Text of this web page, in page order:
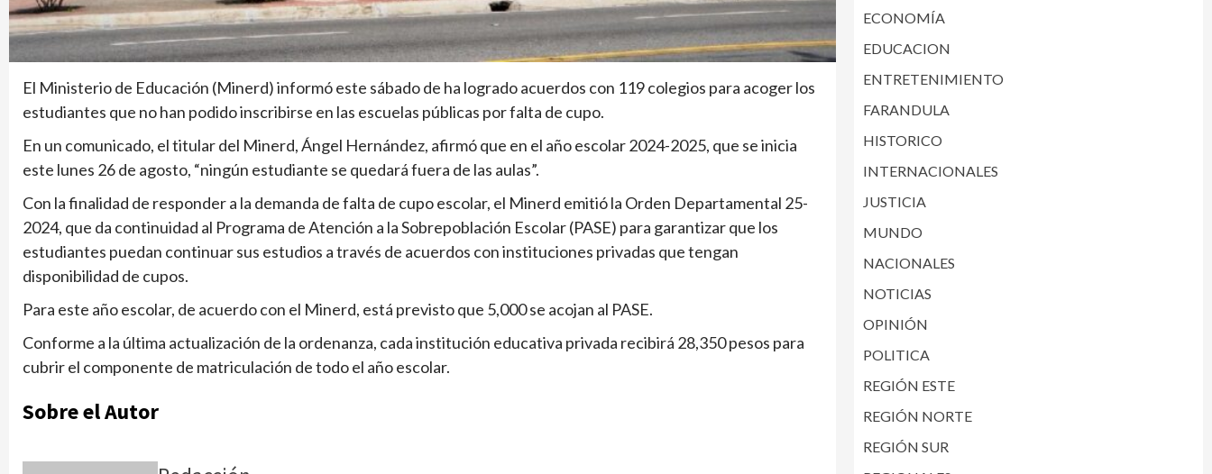
El Ministerio de Educación (Minerd) informó este sábado de ha logrado acuerdos con 119 colegios para acoger los
estudiantes que no han podido inscribirse en las escuelas públicas por falta de cupo.
En un comunicado, el titular del Minerd, Ángel Hernández, afirmó que en el año escolar 2024-2025, que se inicia
este lunes 26 de agosto, “ningún estudiante se quedará fuera de las aulas”.
Con la finalidad de responder a la demanda de falta de cupo escolar, el Minerd emitió la Orden Departamental 25-
2024, que da continuidad al Programa de Atención a la Sobrepoblación Escolar (PASE) para garantizar que los
estudiantes puedan continuar sus estudios a través de acuerdos con instituciones privadas que tengan
disponibilidad de cupos.
Para este año escolar, de acuerdo con el Minerd, está previsto que 5,000 se acojan al PASE.
Conforme a la última actualización de la ordenanza, cada institución educativa privada recibirá 28,350 pesos para
cubrir el componente de matriculación de todo el año escolar.
Sobre el Autor
ECONOMÍA
EDUCACION
ENTRETENIMIENTO
FARANDULA
HISTORICO
INTERNACIONALES
JUSTICIA
MUNDO
NACIONALES
NOTICIAS
OPINIÓN
POLITICA
REGIÓN ESTE
REGIÓN NORTE
REGIÓN SUR